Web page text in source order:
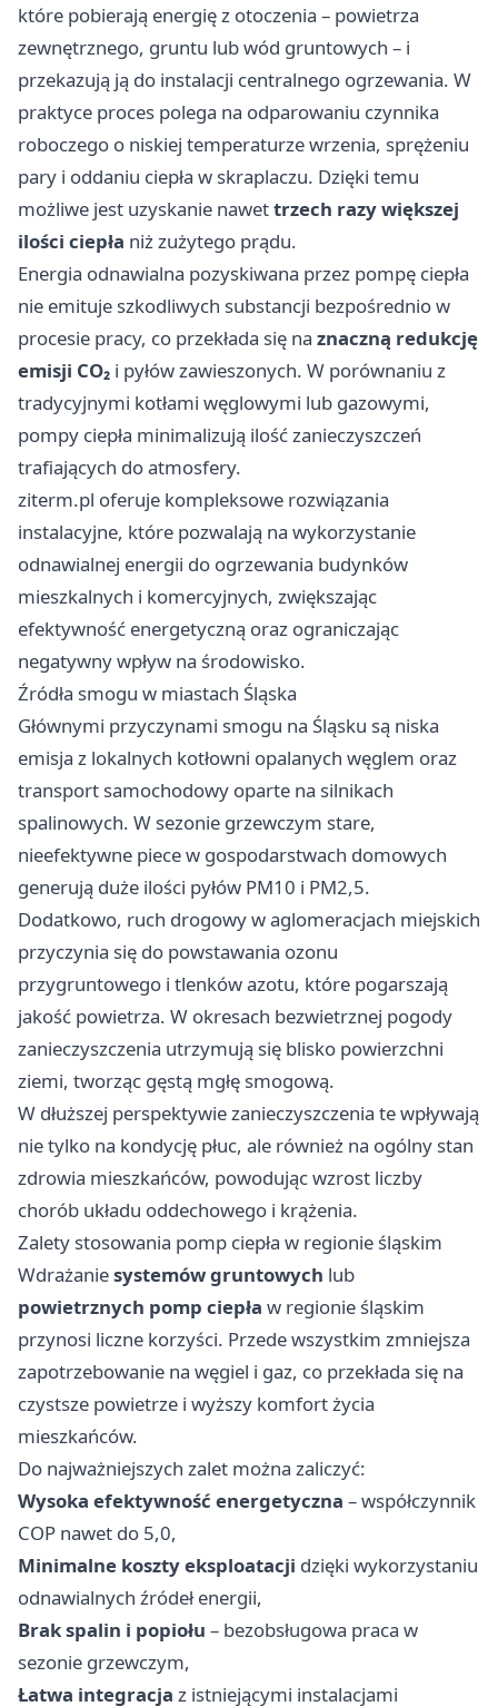
które pobierają energię z otoczenia – powietrza
zewnętrznego, gruntu lub wód gruntowych – i
przekazują ją do instalacji centralnego ogrzewania. W
praktyce proces polega na odparowaniu czynnika
roboczego o niskiej temperaturze wrzenia, sprężeniu
pary i oddaniu ciepła w skraplaczu. Dzięki temu
możliwe jest uzyskanie nawettrzech razy większej
ilości ciepła niż zużytego prądu.
Energia odnawialna pozyskiwana przez pompę ciepła
nie emituje szkodliwych substancji bezpośrednio w
procesie pracy, co przekłada się na znaczną redukcję
emisji CO₂ i pyłów zawieszonych. W porównaniu z
tradycyjnymi kotłami węglowymi lub gazowymi,
pompy ciepła minimalizują ilość zanieczyszczeń
trafiających do atmosfery.
ziterm.pl oferuje kompleksowe rozwiązania
instalacyjne, które pozwalają na wykorzystanie
odnawialnej energii do ogrzewania budynków
mieszkalnych i komercyjnych, zwiększając
efektywność energetyczną oraz ograniczając
negatywny wpływ na środowisko.
Źródła smogu w miastach Śląska
Głównymi przyczynami smogu na Śląsku są niska
emisja z lokalnych kotłowni opalanych węglem oraz
transport samochodowy oparte na silnikach
spalinowych. W sezonie grzewczym stare,
nieefektywne piece w gospodarstwach domowych
generują duże ilości pyłów PM10 i PM2,5.
Dodatkowo, ruch drogowy w aglomeracjach miejskich
przyczynia się do powstawania ozonu
przygruntowego i tlenków azotu, które pogarszają
jakość powietrza. W okresach bezwietrznej pogody
zanieczyszczenia utrzymują się blisko powierzchni
ziemi, tworząc gęstą mgłę smogową.
W dłuższej perspektywie zanieczyszczenia te wpływają
nie tylko na kondycję płuc, ale również na ogólny stan
zdrowia mieszkańców, powodując wzrost liczby
chorób układu oddechowego i krążenia.
Zalety stosowania pomp ciepła w regionie śląskim
Wdrażaniesystemów gruntowych lub
powietrznych pomp ciepła w regionie śląskim
przynosi liczne korzyści. Przede wszystkim zmniejsza
zapotrzebowanie na węgiel i gaz, co przekłada się na
czystsze powietrze i wyższy komfort życia
mieszkańców.
Do najważniejszych zalet można zaliczyć:
Wysoka efektywność energetyczna – współczynnik
COP nawet do 5,0,
Minimalne koszty eksploatacji dzięki wykorzystaniu
odnawialnych źródeł energii,
Brak spalin i popiołu – bezobsługowa praca w
sezonie grzewczym,
Łatwa integracja z istniejącymi instalacjami